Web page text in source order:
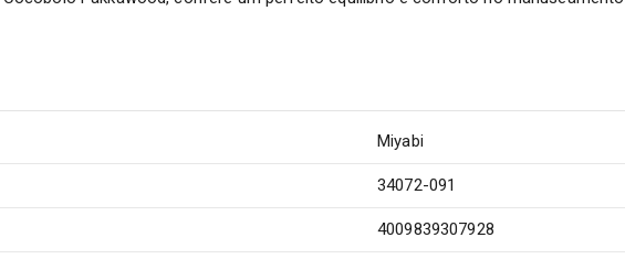
Miyabi
34072-091
4009839307928